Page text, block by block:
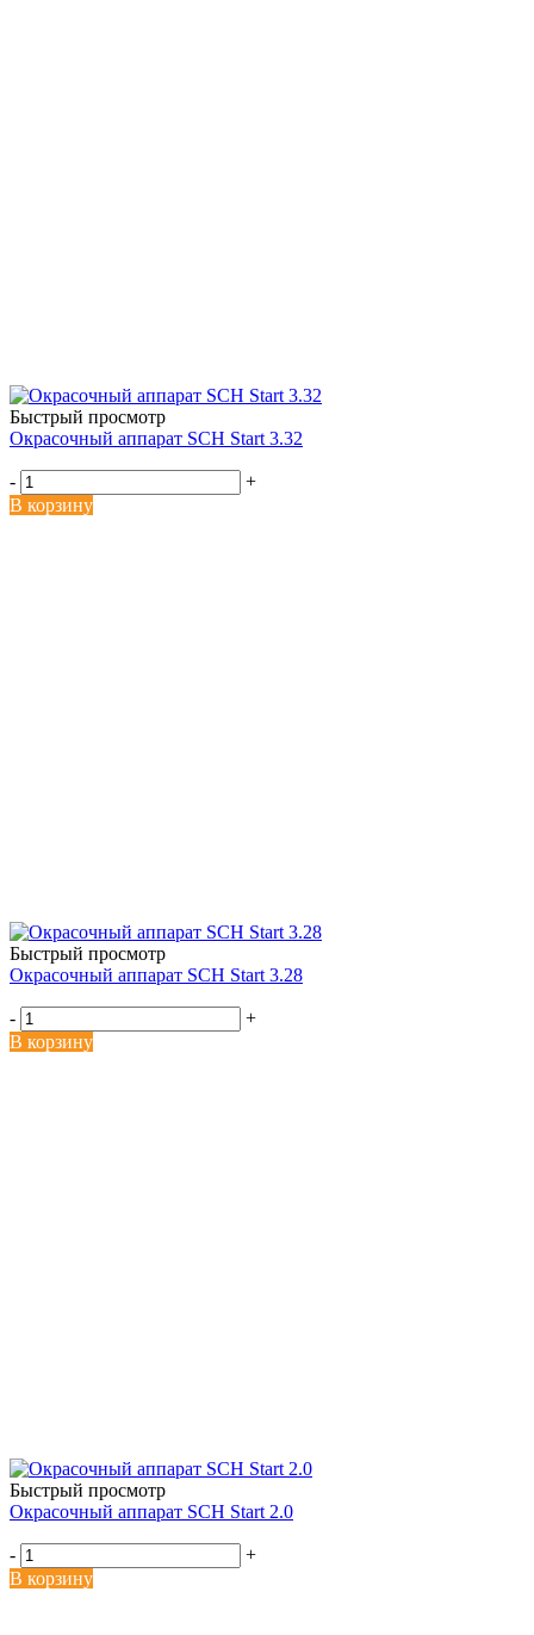
Быстрый просмотр
Окрасочный аппарат SCH Start 3.32
-
+
В корзину
Быстрый просмотр
Окрасочный аппарат SCH Start 3.28
-
+
В корзину
Быстрый просмотр
Окрасочный аппарат SCH Start 2.0
-
+
В корзину